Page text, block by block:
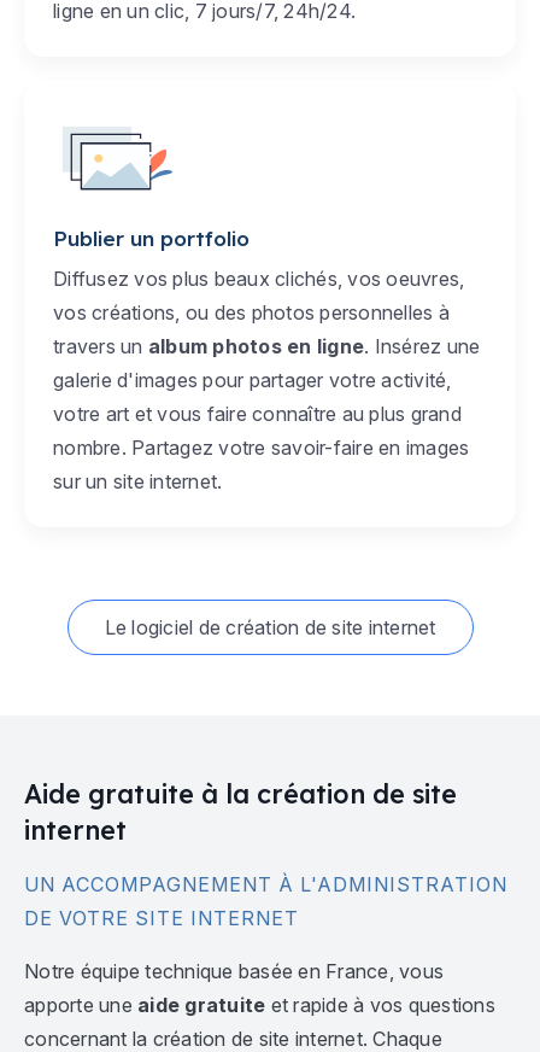
ligne en un clic, 7 jours/7, 24h/24.
Publier un portfolio
Diffusez vos plus beaux clichés, vos oeuvres,
vos créations, ou des photos personnelles à
travers un album photos en ligne. Insérez une
galerie d'images pour partager votre activité,
votre art et vous faire connaître au plus grand
nombre. Partagez votre savoir-faire en images
sur un site internet.
Le logiciel de création de site internet
Aide gratuite à la création de site
internet
UN ACCOMPAGNEMENT À L'ADMINISTRATION
DE VOTRE SITE INTERNET
Notre équipe technique basée en France, vous
apporte une aide gratuite et rapide à vos questions
concernant la création de site internet. Chaque